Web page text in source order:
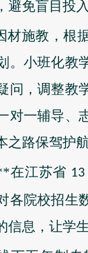
避免盲目投
施教，根
。小班化教
问，调整教
对一辅导、
之路保驾护
在江苏省
各院校招生
信息，让学